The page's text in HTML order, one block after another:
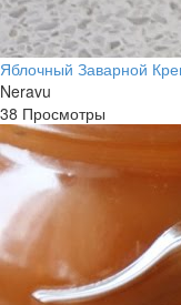
Яблочный Заварной
Neravu
38 Просмотры